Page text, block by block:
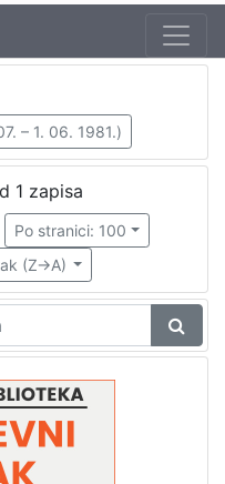
– 1. 06. 1981.)
1 zapisa
Po stranici: 100
(Z->A)